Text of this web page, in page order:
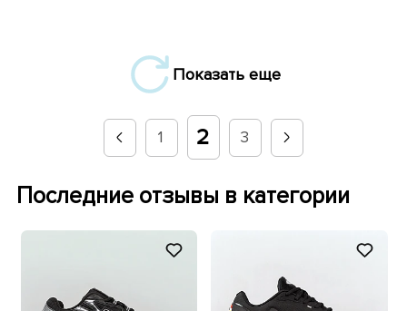
Показать еще
1 2 3
Последние отзывы в категории